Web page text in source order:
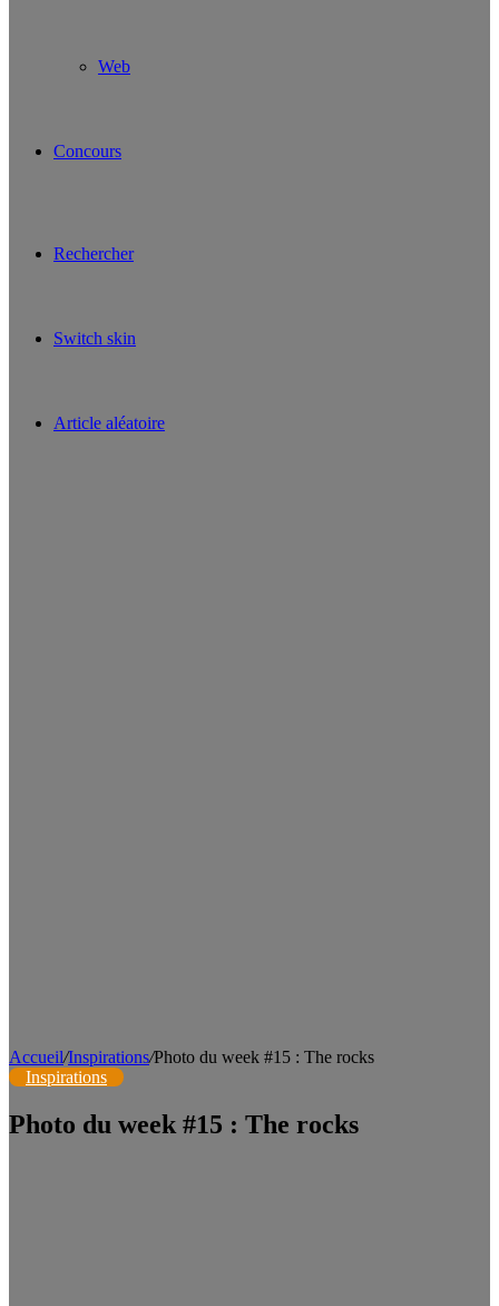
Web
Concours
Rechercher
Switch skin
Article aléatoire
Accueil/Inspirations/Photo du week #15 : The rocks
Inspirations
Photo du week #15 : The rocks